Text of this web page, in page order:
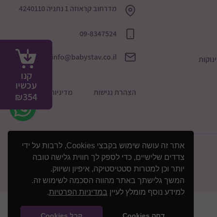
אתר זה עושה שימוש בקבצי Cookies, לרבות על ידי
צדדים שלישיים, כדי לספק לך חווית גלישה טובה
יותר וכן למטרות סטטיסטיקה, איפיון ושיווק.
המשך גלישתך באתר מהווה הסכמה לשימוש זה.
למידע נוסף מומלץ לעיין במדיניות הפרטיות.
קנו
עכשיו
₪354
מדרחוב קראוזה 1 נתניה 4240110
09-8347524
info@babystav.co.il
הצהרת נגישות מדיניות הפרטיות